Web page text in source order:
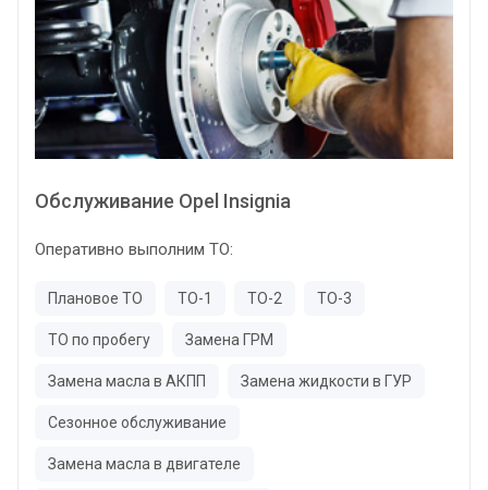
Обслуживание Opel Insignia
Оперативно выполним ТО:
Плановое ТО ТО-1 ТО-2 ТО-3
ТО по пробегу Замена ГРМ
Замена масла в АКПП Замена жидкости в ГУР
Сезонное обслуживание
Замена масла в двигателе